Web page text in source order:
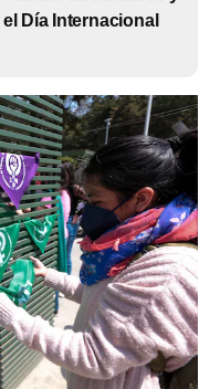
Día Internacional